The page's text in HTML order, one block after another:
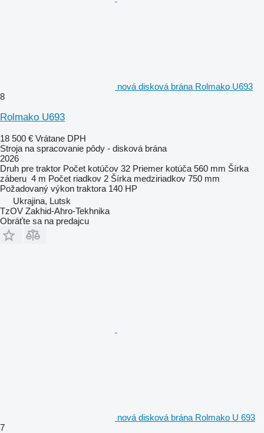
nová disková brána Rolmako U693
8
Rolmako U693
18 500 € Vrátane DPH
Stroja na spracovanie pôdy - disková brána
2026
Druh pre traktor Počet kotúčov 32 Priemer kotúča 560 mm Šírka
záberu 4 m Počet riadkov 2 Šírka medziriadkov 750 mm
Požadovaný výkon traktora 140 HP
Ukrajina, Lutsk
TzOV Zakhid-Ahro-Tekhnika
Obráťte sa na predajcu
nová disková brána Rolmako U 693
7